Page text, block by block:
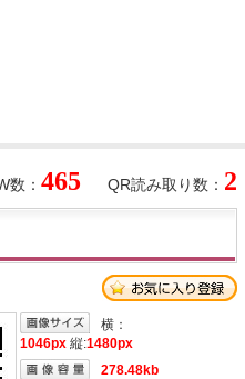
QR読み取り数： 2
数： 465
横：
1046px 縦:1480px
278.48kb